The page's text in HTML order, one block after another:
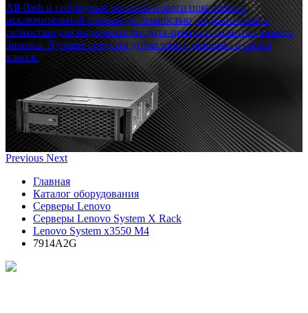
All-flash и гибридные массивы нового поколения с
исключительной производительностью, надежностью и
гибкостью для модернизации дата-центра и развития вашего
бизнеса. Лучшие средства управления данными в своем
классе.
Previous Next
Главная
Каталог оборудования
Серверы Lenovo
Серверы Lenovo System X Rack
Lenovo System x3550 M4
7914A2G